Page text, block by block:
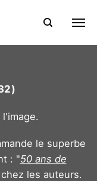
le superbe
: "50 ans de
les auteurs.